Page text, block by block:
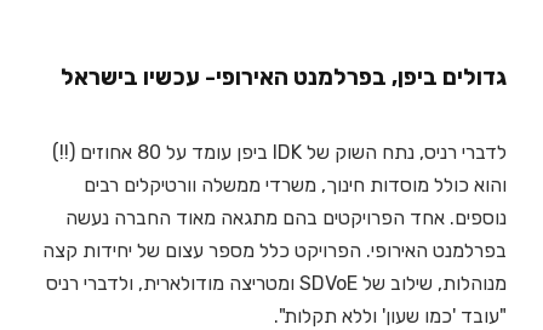
גדולים ביפן, בפרלמנט האירופי- עכשיו בישראל
לדברי רניס, נתח השוק של IDK ביפן עומד על 80 אחוזים (!!)
והוא כולל מוסדות חינוך, משרדי ממשלה וורטיקלים רבים
נוספים. אחד הפרויקטים בהם מתגאה מאוד החברה נעשה
בפרלמנט האירופי. הפרויקט כלל מספר עצום של יחידות קצה
מנוהלות, שילוב של SDVoE ומטריצה מודולארית, ולדברי רניס
"עובד 'כמו שעון' וללא תקלות".